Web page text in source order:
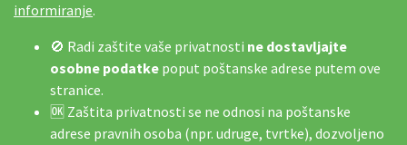
informiranje.
🚫 Radi zaštite vaše privatnosti ne dostavljajte
osobne podatke poput poštanske adrese putem ove
stranice.
🆗 Zaštita privatnosti se ne odnosi na poštanske
adrese pravnih osoba (npr. udruge, tvrtke), dozvoljeno